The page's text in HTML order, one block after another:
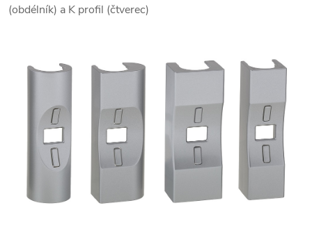
(obdélník) a K profil (čtverec)